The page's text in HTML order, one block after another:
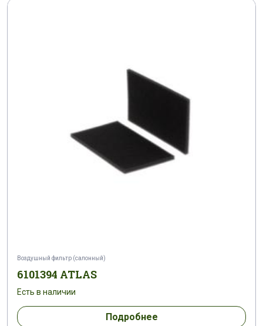
Воздушный фильтр (салонный)
6101394 ATLAS
Есть в наличии
Подробнее